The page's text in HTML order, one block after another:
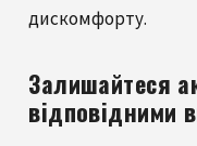
дискомфорту.
Залишайтеся
відповідними